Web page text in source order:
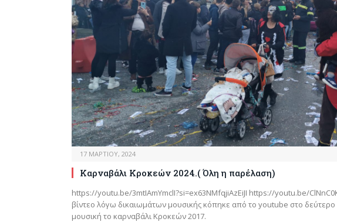
17 ΜΑΡΤΊΟΥ, 2024
Καρναβάλι Κροκεών 2024.( Όλη η παρέλαση)
https://youtu.be/3mtIAmYmclI?si=ex63NMfqjiAzEiJI https://youtu.be/
βίντεο λόγω δικαιωμάτων μουσικής κόπηκε από το youtube στο
μουσική το καρναβάλι Κροκεών 2017.